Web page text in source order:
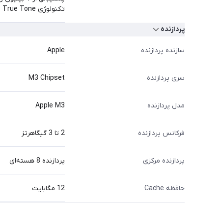
تکنولوژی True Tone
پردازنده
سازنده پردازنده Apple
سری پردازنده M3 Chipset
مدل پردازنده Apple M3
فرکانس پردازنده 2 تا 3 گیگاهرتز
پردازنده مرکزی پردازنده 8 هسته‌ای
حافظه Cache 12 مگابایت